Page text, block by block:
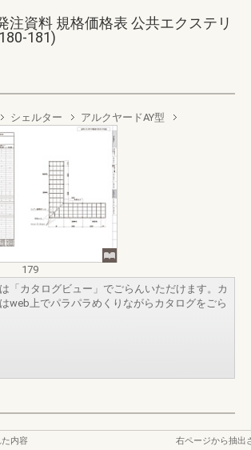
注資料 規格価格表 公共エクステリ
181)
シェルター アルクヤードAY型
179
「カタログビュー」でごらんいただけます。カ
web上でパラパラめくりながらカタログをごら
内容
右ページから抽出